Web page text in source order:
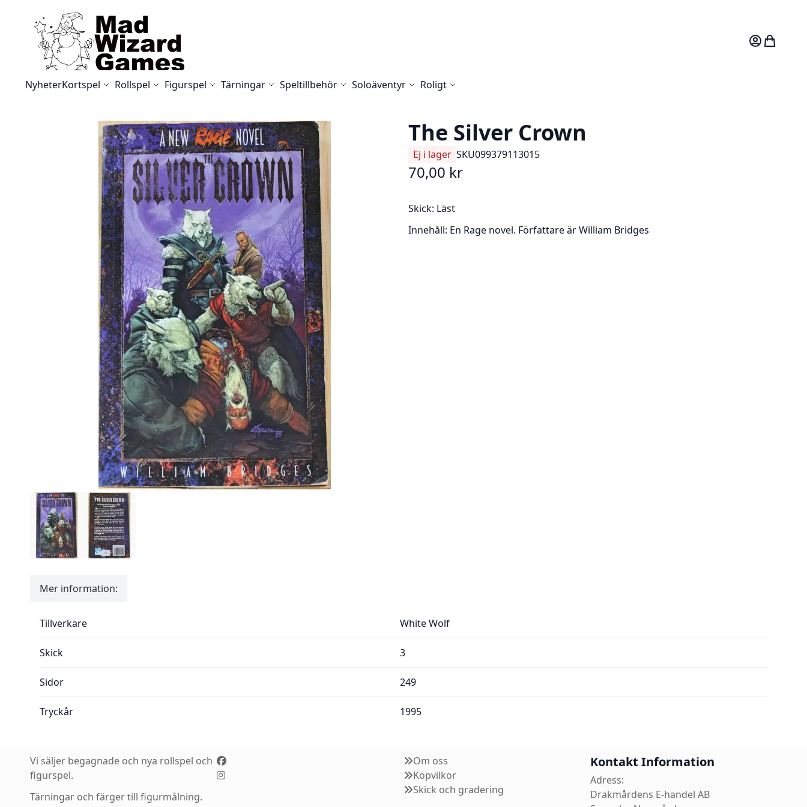
Skip to Content
Mitt konto
NyheterKortspel Rollspel Figurspel Tärningar Speltillbehör Soloäventyr Roligt
The Silver Crown
Ej i lager SKU099379113015
70,00 kr
Skick: Läst
Innehåll: En Rage novel. Författare är William Bridges
Mer information:
Tillverkare White Wolf
Skick 3
Sidor 249
Tryckår 1995
Vi säljer begagnade och nya rollspel och
figurspel.
Tärningar och färger till figurmålning.
Om oss
Köpvilkor
Skick och gradering
Kontakt Information
Adress:
Drakmårdens E-handel AB